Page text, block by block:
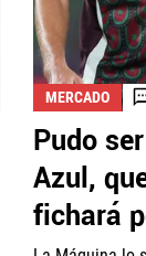
MERCADO
Pudo
Azul,
fichará